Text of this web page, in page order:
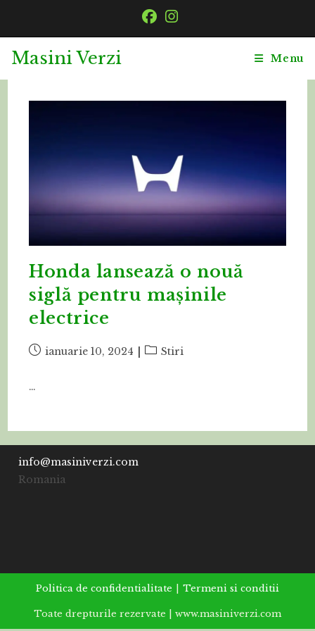
Masini Verzi Menu
Honda lansează o nouă
siglă pentru mașinile
electrice
Postianuarie 10, 2024
PostStiri
…
info@masiniverzi.com
Romania
Politica de confidentialitate Termeni si conditii
Toate drepturile rezervate | www.masiniverzi.com